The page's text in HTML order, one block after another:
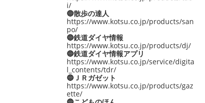
i/
🔵散歩の達人
https://www.kotsu.co.jp/products/san
po/
🔵鉄道ダイヤ情報
https://www.kotsu.co.jp/products/dj/
🔵鉄道ダイヤ情報アプリ
https://www.kotsu.co.jp/service/digita
l_contents/tdr/
🔵ＪＲガゼット
https://www.kotsu.co.jp/products/gaz
ette/